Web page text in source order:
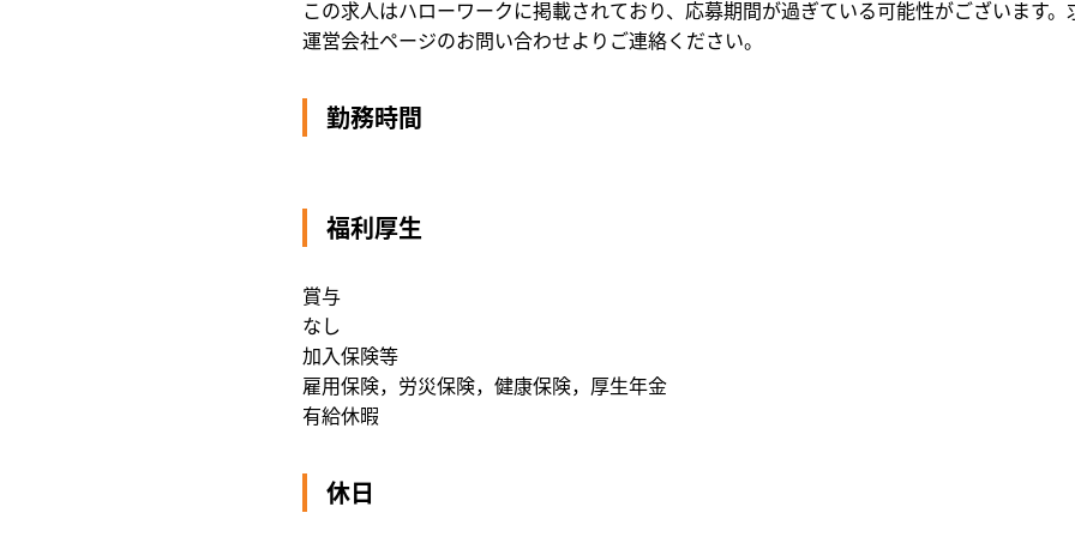
この求人はハローワークに掲載されており、応募期間が過ぎている可能性がございます
運営会社ページのお問い合わせよりご連絡ください。
勤務時間
福利厚生
賞与
なし
加入保険等
雇用保険，労災保険，健康保険，厚生年金
有給休暇
休日